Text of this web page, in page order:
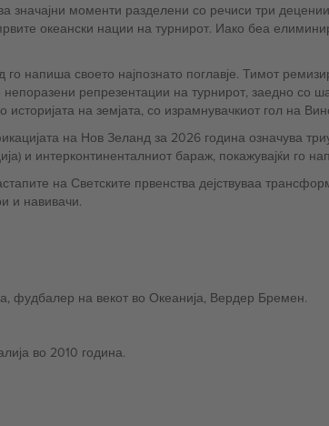
значајни моменти разделени со речиси три
океански нации на турнирот. Иако беа
напиша своето најпознато поглавје. Тимот
непоразени репрезентации на турнирот, заедно со
на земјата, со израмнувачкиот гол на
на Нов Зеланд за 2026 година означува
и интерконтиненталниот бараж, покажувајќи го
на Светските првенства дејствуваа
и навивачи.
фудбалер на векот во Океанија, Вердер Бремен.
во 2010 година.